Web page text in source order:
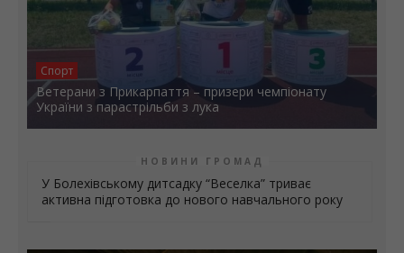
Спорт
Ветерани з Прикарпаття – призери чемпіонату
України з парастрільби з лука
НОВИНИ ГРОМАД
У Болехівському дитсадку “Веселка” триває
активна підготовка до нового навчального року